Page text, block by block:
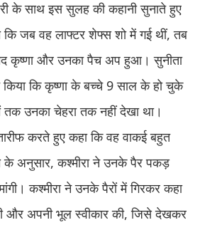
के साथ इस सुलह की कहानी सुनाते हुए
कि जब वह लाफ्टर शेफ्स शो में गई थीं, तब
कृष्णा और उनका पैच अप हुआ। सुनीता
किया कि कृष्णा के बच्चे 9 साल के हो चुके
उनका चेहरा तक नहीं देखा था।
करते हुए कहा कि वह वाकई बहुत
के अनुसार, कश्मीरा ने उनके पैर पकड़
कश्मीरा ने उनके पैरों में गिरकर कहा
और अपनी भूल स्वीकार की, जिसे देखकर